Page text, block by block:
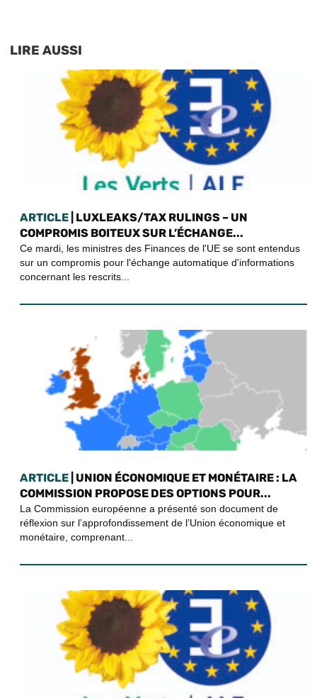
LIRE AUSSI
ARTICLE | LUXLEAKS/TAX RULINGS – UN
COMPROMIS BOITEUX SUR L’ÉCHANGE...
Ce mardi, les ministres des Finances de l'UE se sont entendus
sur un compromis pour l'échange automatique d'informations
concernant les rescrits...
ARTICLE | UNION ÉCONOMIQUE ET MONÉTAIRE : LA
COMMISSION PROPOSE DES OPTIONS POUR...
La Commission européenne a présenté son document de
réflexion sur l’approfondissement de l’Union économique et
monétaire, comprenant...